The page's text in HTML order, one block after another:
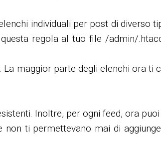
individuali per post di diverso
regola al tuo file /admin/
maggior parte degli elenchi ora ti
Inoltre, per ogni feed, ora
ti permettevano mai di